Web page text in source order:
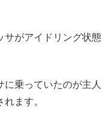
サがアイドリング状態
乗っていたのが主人
ます。